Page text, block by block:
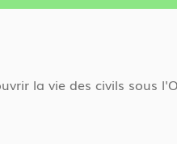
la vie des civils sous